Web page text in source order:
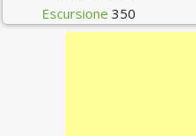
Escursione 350